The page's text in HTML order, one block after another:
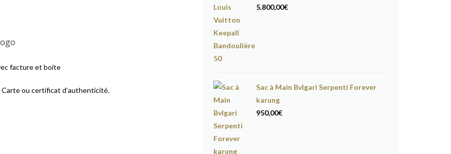
facture et boite
Carte ou certificat d’​authenticité.
5.800,00€
Sac à Main Bvlgari Serpenti Forever
karung
950,00€